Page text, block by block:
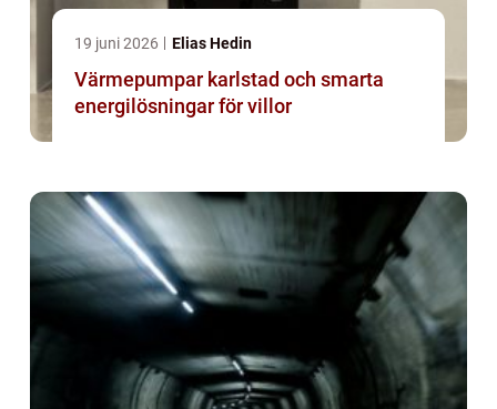
19 juni 2026 Elias Hedin
Värmepumpar karlstad och smarta
energilösningar för villor